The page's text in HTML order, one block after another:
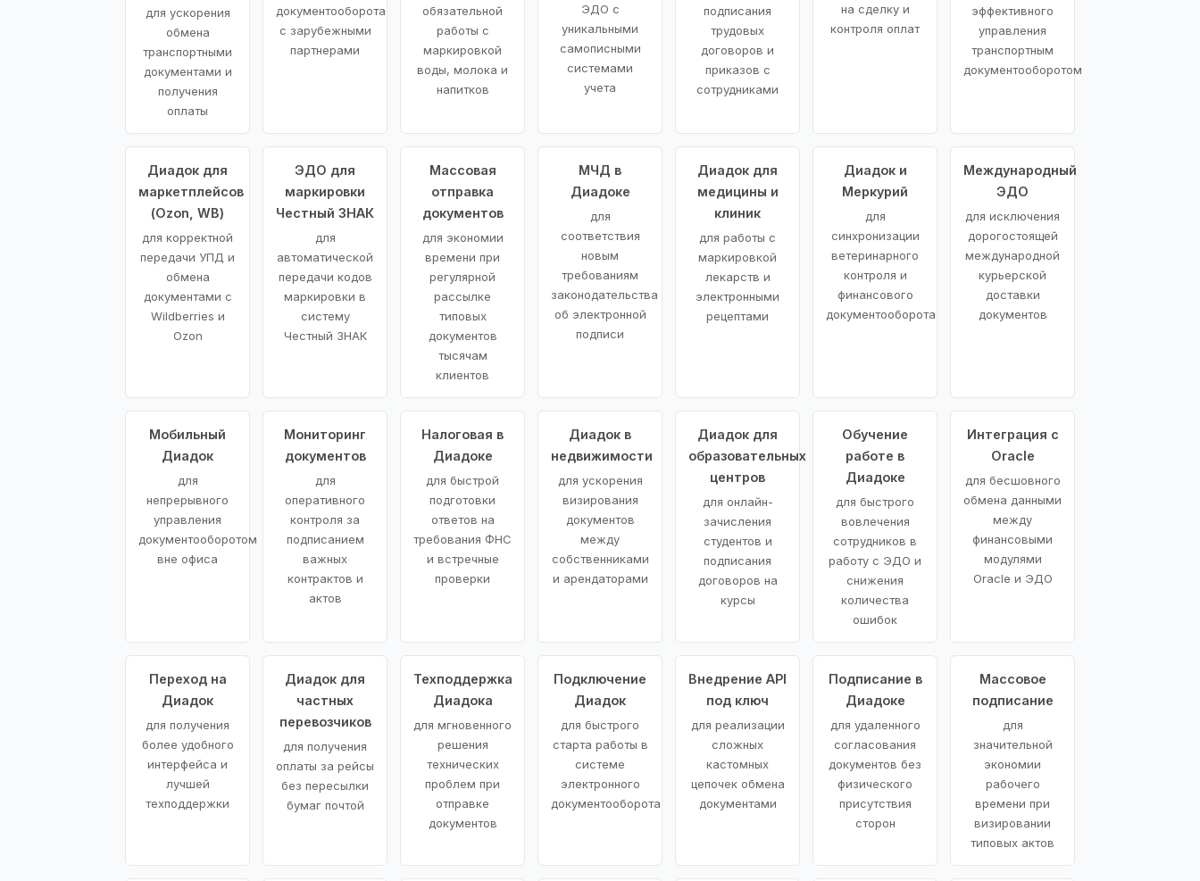
для ускорения
обмена
транспортными
документами и
получения
оплаты
документооборота
с зарубежными
партнерами
обязательной
работы с
маркировкой
воды, молока и
напитков
ЭДО с
уникальными
самописными
системами
учета
подписания
трудовых
договоров и
приказов с
сотрудниками
на сделку и
контроля оплат
эффективного
управления
транспортным
документооборотом
Диадок для
маркетплейсов
(Ozon, WB)
для корректной
передачи УПД и
обмена
документами с
Wildberries и
Ozon
ЭДО для
маркировки
Честный ЗНАК
для
автоматической
передачи кодов
маркировки в
систему
Честный ЗНАК
Массовая
отправка
документов
для экономии
времени при
регулярной
рассылке
типовых
документов
тысячам
клиентов
МЧД в
Диадоке
для
соответствия
новым
требованиям
законодательства
об электронной
подписи
Диадок для
медицины и
клиник
для работы с
маркировкой
лекарств и
электронными
рецептами
Диадок и
Меркурий
для
синхронизации
ветеринарного
контроля и
финансового
документооборота
Международный
ЭДО
для исключения
дорогостоящей
международной
курьерской
доставки
документов
Мобильный
Диадок
для
непрерывного
управления
документооборотом
вне офиса
Мониторинг
документов
для
оперативного
контроля за
подписанием
важных
контрактов и
актов
Налоговая в
Диадоке
для быстрой
подготовки
ответов на
требования ФНС
и встречные
проверки
Диадок в
недвижимости
для ускорения
визирования
документов
между
собственниками
и арендаторами
Диадок для
образовательных
центров
для онлайн-
зачисления
студентов и
подписания
договоров на
курсы
Обучение
работе в
Диадоке
для быстрого
вовлечения
сотрудников в
работу с ЭДО и
снижения
количества
ошибок
Интеграция с
Oracle
для бесшовного
обмена данными
между
финансовыми
модулями
Oracle и ЭДО
Переход на
Диадок
для получения
более удобного
интерфейса и
лучшей
техподдержки
Диадок для
частных
перевозчиков
для получения
оплаты за рейсы
без пересылки
бумаг почтой
Техподдержка
Диадока
для мгновенного
решения
технических
проблем при
отправке
документов
Подключение
Диадок
для быстрого
старта работы в
системе
электронного
документооборота
Внедрение API
под ключ
для реализации
сложных
кастомных
цепочек обмена
документами
Подписание в
Диадоке
для удаленного
согласования
документов без
физического
присутствия
сторон
Массовое
подписание
для
значительной
экономии
рабочего
времени при
визировании
типовых актов